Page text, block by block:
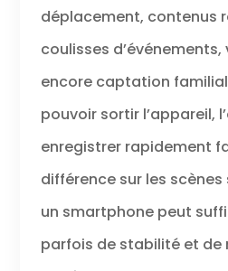
de
déplacement, contenus
coulisses
encore captation
pouvoir sortir l’appareil,
enregistrer rapidement
différence sur les
un smartphone peut
parfois de stabilité et de